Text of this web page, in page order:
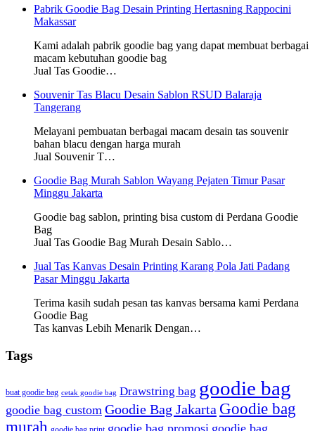
Pabrik Goodie Bag Desain Printing Hertasning Rappocini
Makassar
Kami adalah pabrik goodie bag yang dapat membuat berbagai
macam kebutuhan goodie bag
Jual Tas Goodie…
Souvenir Tas Blacu Desain Sablon RSUD Balaraja
Tangerang
Melayani pembuatan berbagai macam desain tas souvenir
bahan blacu dengan harga murah
Jual Souvenir T…
Goodie Bag Murah Sablon Wayang Pejaten Timur Pasar
Minggu Jakarta
Goodie bag sablon, printing bisa custom di Perdana Goodie
Bag
Jual Tas Goodie Bag Murah Desain Sablo…
Jual Tas Kanvas Desain Printing Karang Pola Jati Padang
Pasar Minggu Jakarta
Terima kasih sudah pesan tas kanvas bersama kami Perdana
Goodie Bag
Tas kanvas Lebih Menarik Dengan…
Tags
buat goodie bag cetak goodie bag Drawstring bag goodie bag
goodie bag custom Goodie Bag Jakarta Goodie bag
murah
goodie bag promosi goodie bag